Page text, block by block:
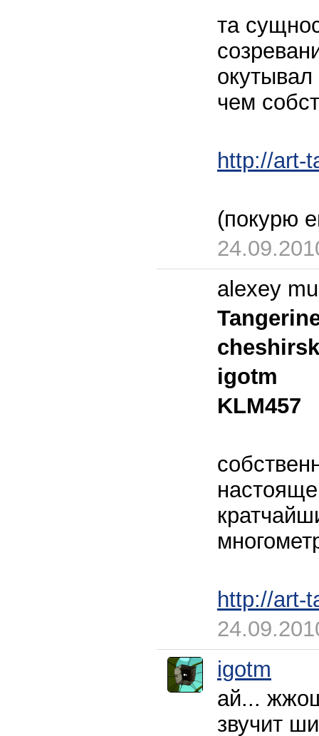
та
чем
http://art-
(покурю
alexey
igotm
KLM457
http://art-
igotm
ай...
звучит